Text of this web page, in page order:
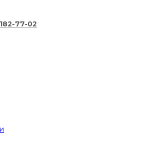
77-02